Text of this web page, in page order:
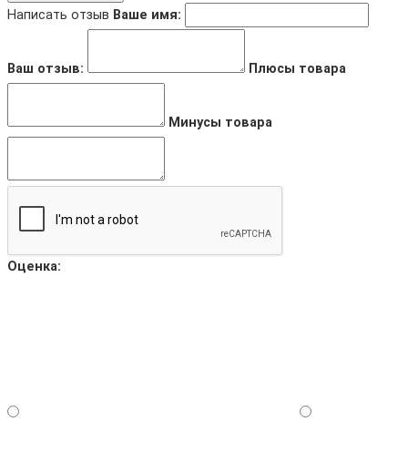
Написать отзыв Ваше имя:
Ваш отзыв: Плюсы товара
Минусы товара
Оценка: